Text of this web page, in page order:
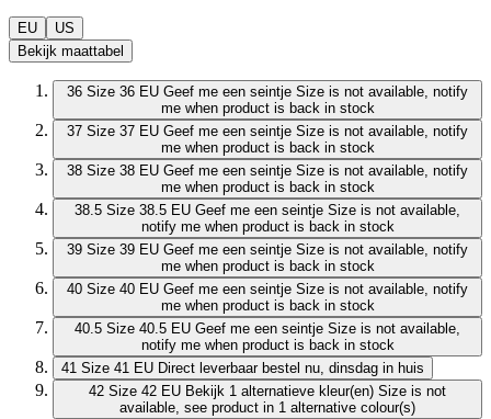
EU
US
Bekijk maattabel
36 Size 36 EU Geef me een seintje Size is not available, notify
me when product is back in stock
37 Size 37 EU Geef me een seintje Size is not available, notify
me when product is back in stock
38 Size 38 EU Geef me een seintje Size is not available, notify
me when product is back in stock
38.5 Size 38.5 EU Geef me een seintje Size is not available,
notify me when product is back in stock
39 Size 39 EU Geef me een seintje Size is not available, notify
me when product is back in stock
40 Size 40 EU Geef me een seintje Size is not available, notify
me when product is back in stock
40.5 Size 40.5 EU Geef me een seintje Size is not available,
notify me when product is back in stock
41 Size 41 EU Direct leverbaar bestel nu, dinsdag in huis
42 Size 42 EU Bekijk 1 alternatieve kleur(en) Size is not
available, see product in 1 alternative colour(s)